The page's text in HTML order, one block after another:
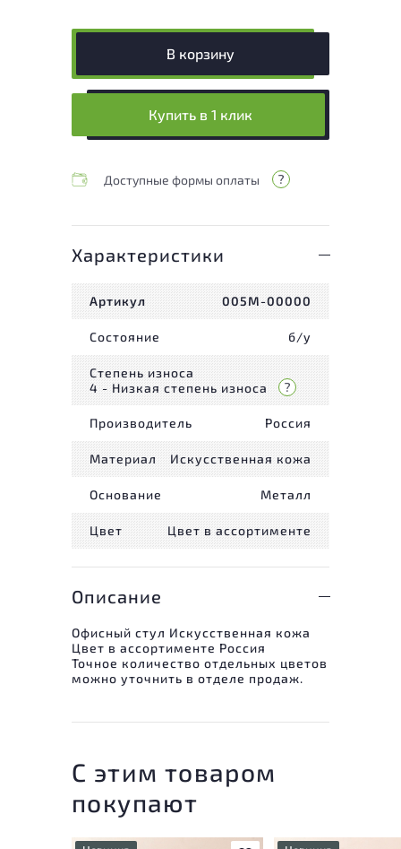
В корзину
Купить в 1 клик
Доступные формы оплаты
Характеристики
Артикул 005М-00000
Состояние б/у
Степень износа
4 - Низкая степень износа
Производитель Россия
Материал Искусственная кожа
Основание Металл
Цвет Цвет в ассортименте
Описание
Офисный стул Искусственная кожа
Цвет в ассортименте Россия
Точное количество отдельных цветов
можно уточнить в отделе продаж.
С этим товаром
покупают